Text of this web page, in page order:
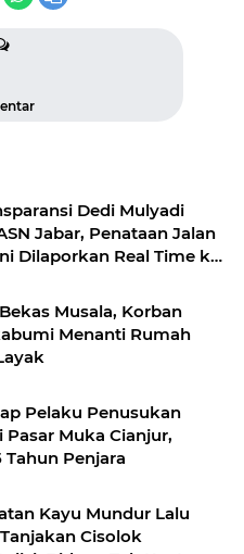
Dedi Mulyadi
Jabar, Penataan Jalan
Dilaporkan Real Time ke
Musala, Korban
Menanti Rumah
Pelaku Penusukan
Pasar Muka Cianjur,
Tahun Penjara
Kayu Mundur Lalu
Cisolok